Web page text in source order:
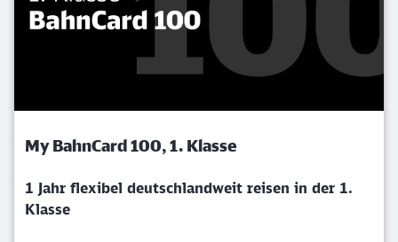
My BahnCard 100, 1. Klasse
1 Jahr flexibel deutschlandweit reisen in der 1.
Klasse